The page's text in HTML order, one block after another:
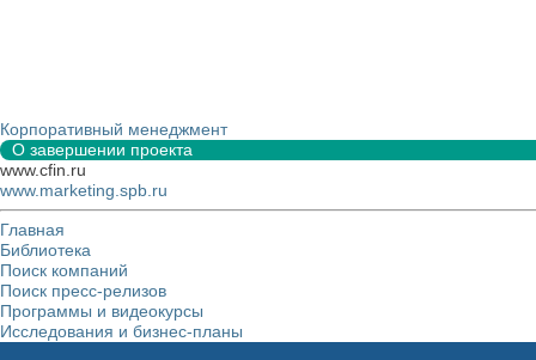
Корпоративный менеджмент
О завершении проекта
www.cfin.ru
www.marketing.spb.ru
Главная
Библиотека
Поиск компаний
Поиск пресс-релизов
Программы и видеокурсы
Исследования и бизнес-планы